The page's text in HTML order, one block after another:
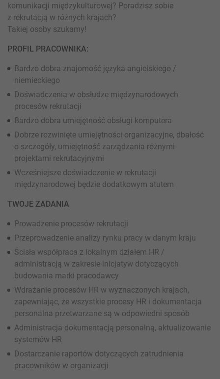
komunikacji międzykulturowej? Poradzisz sobie
z rekrutacją w różnych krajach?
Takiej osoby szukamy!
PROFIL PRACOWNIKA:
Bardzo dobra znajomość języka angielskiego /
niemieckiego
Doświadczenia w obsłudze międzynarodowych
procesów rekrutacji
Bardzo dobra umiejętność obsługi komputera
Dobrze rozwinięte umiejętności organizacyjne, dbałość
o szczegóły, umiejętność zarządzania różnymi
projektami rekrutacyjnymi
Wcześniejsze doświadczenie w rekrutacji
międzynarodowej będzie dodatkowym atutem
TWOJE ZADANIA
Prowadzenie procesów rekrutacji
Przeprowadzenie analizy rynku pracy w danym kraju
Ścisła współpraca z lokalnym działem HR /
administracją w zakresie inicjatyw dotyczących
budowania marki pracodawcy
Wdrażanie procesów HR w wyznaczonych krajach,
zapewniając, że wszystkie procesy HR i dokumentacja
personalna przetwarzane są w odpowiedni sposób
Administracja dokumentacją personalną, aktualizowanie
systemów HR
Dostarczanie raportów dotyczących zatrudnienia
pracowników w organizacji